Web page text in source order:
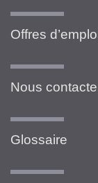
Offres
Nous
Glossaire